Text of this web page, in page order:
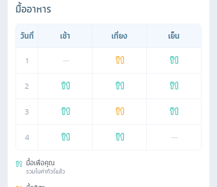
มื้ออาหาร
วันที่ เช้า เที่ยง
เย็น
1
—
2
3
4 —
มื้อเพื่อคุณ
รวมในค่าทัวร์แล้ว